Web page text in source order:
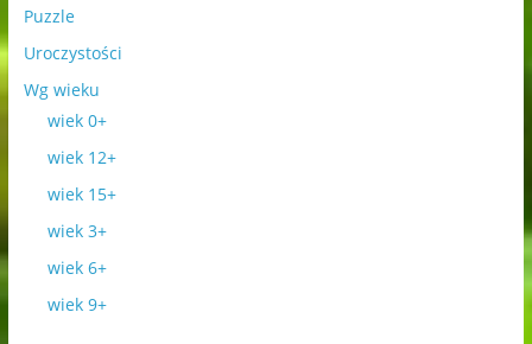
Puzzle
Uroczystości
Wg wieku
wiek 0+
wiek 12+
wiek 15+
wiek 3+
wiek 6+
wiek 9+